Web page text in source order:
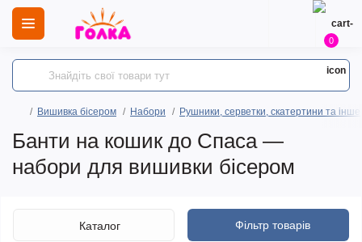
0
Вишивка бісером Набори Рушники, серветки, скатертини та інше
Банти на кошик до Спаса —
набори для вишивки бісером
Фільтр товарів
Каталог